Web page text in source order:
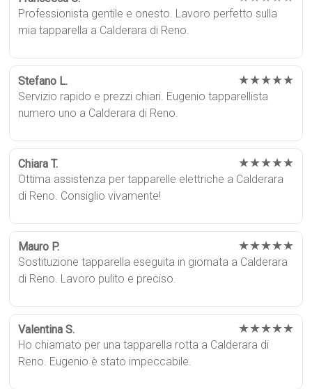
Professionista gentile e onesto. Lavoro perfetto sulla
mia tapparella a Calderara di Reno.
Stefano L. ★★★★★
Servizio rapido e prezzi chiari. Eugenio tapparellista
numero uno a Calderara di Reno.
Chiara T. ★★★★★
Ottima assistenza per tapparelle elettriche a Calderara
di Reno. Consiglio vivamente!
Mauro P. ★★★★★
Sostituzione tapparella eseguita in giornata a Calderara
di Reno. Lavoro pulito e preciso.
Valentina S. ★★★★★
Ho chiamato per una tapparella rotta a Calderara di
Reno. Eugenio è stato impeccabile.